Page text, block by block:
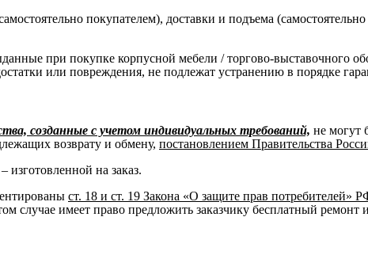
покупателем), доставки и подъема
при покупке корпусной мебели / торгово-выставочного
или повреждения, не подлежат устранению в порядке
созданные с учетом индивидуальных требований, не могут
возврату и обмену, постановлением Правительства
изготовленной на заказ.
ст. 18 и ст. 19 Закона «О защите прав потребителей»
случае имеет право предложить заказчику бесплатный ремонт